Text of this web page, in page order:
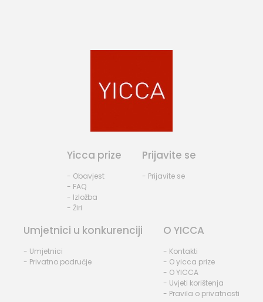
Yicca prize
- Obavjest
- FAQ
- Izložba
- Žiri
Prijavite se
- Prijavite se
Umjetnici u konkurenciji
- Umjetnici
- Privatno područje
O YICCA
- Kontakti
- O yicca prize
- O YICCA
- Uvjeti korištenja
- Pravila o privatnosti